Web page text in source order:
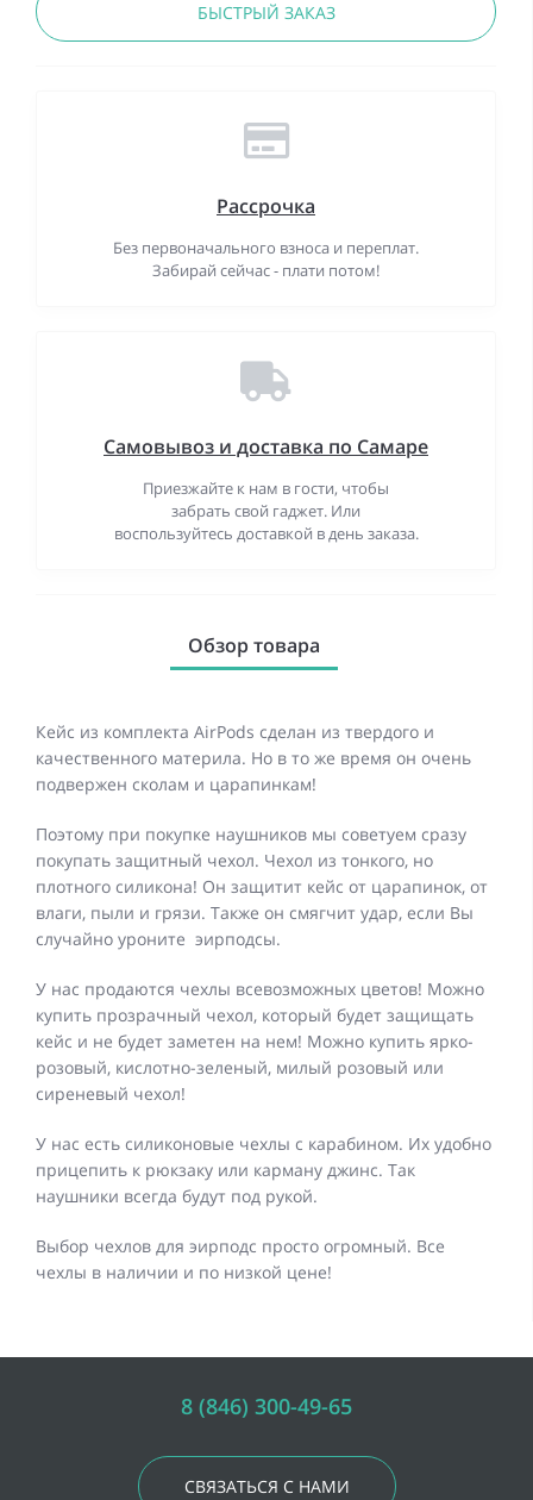
БЫСТРЫЙ ЗАКАЗ
Рассрочка
Без первоначального взноса и переплат.
Забирай сейчас - плати потом!
Самовывоз и доставка по Самаре
Приезжайте к нам в гости, чтобы
забрать свой гаджет. Или
воспользуйтесь доставкой в день заказа.
Обзор товара
Кейс из комплекта AirPods сделан из твердого и
качественного материла. Но в то же время он очень
подвержен сколам и царапинкам!
Поэтому при покупке наушников мы советуем сразу
покупать защитный чехол. Чехол из тонкого, но
плотного силикона! Он защитит кейс от царапинок, от
влаги, пыли и грязи. Также он смягчит удар, если Вы
случайно уроните эирподсы.
У нас продаются чехлы всевозможных цветов! Можно
купить прозрачный чехол, который будет защищать
кейс и не будет заметен на нем! Можно купить ярко-
розовый, кислотно-зеленый, милый розовый или
сиреневый чехол!
У нас есть силиконовые чехлы с карабином. Их удобно
прицепить к рюкзаку или карману джинс. Так
наушники всегда будут под рукой.
Выбор чехлов для эирподс просто огромный. Все
чехлы в наличии и по низкой цене!
8 (846) 300-49-65
СВЯЗАТЬСЯ С НАМИ